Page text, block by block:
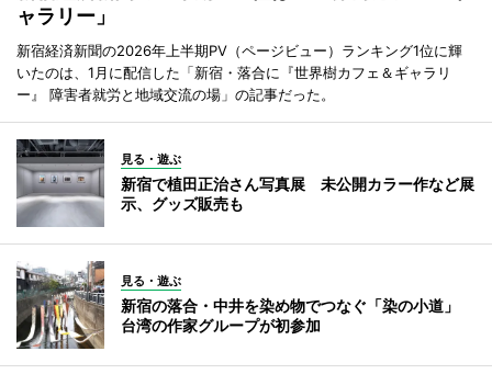
ャラリー」
新宿経済新聞の2026年上半期PV（ページビュー）ランキング1位に輝
いたのは、1月に配信した「新宿・落合に『世界樹カフェ＆ギャラリ
ー』 障害者就労と地域交流の場」の記事だった。
見る・遊ぶ
新宿で植田正治さん写真展 未公開カラー作など展
示、グッズ販売も
見る・遊ぶ
新宿の落合・中井を染め物でつなぐ「染の小道」
台湾の作家グループが初参加